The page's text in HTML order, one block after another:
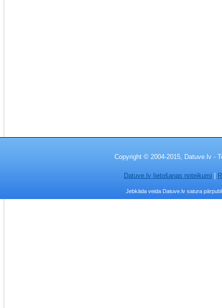
Copyright © 2004-2015, Datuve.lv -
Datuve.lv lietošanas noteikumi
Jebkāda veida Datuve.lv satura